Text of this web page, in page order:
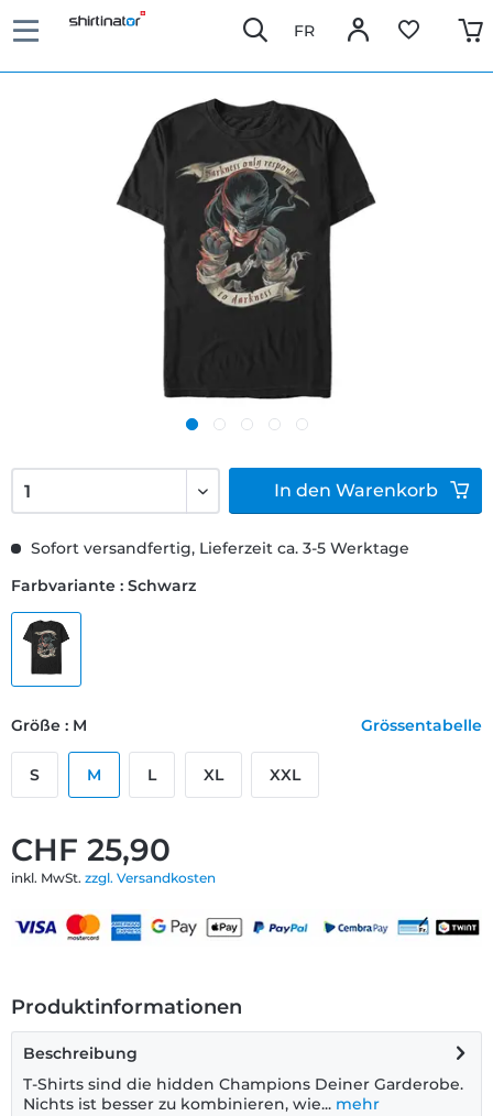
FR
CHF 25,90
inkl. MwSt. zzgl. Versandkosten
Sofort versandfertig, Lieferzeit ca. 3-5 Werktage
Farbvariante : Schwarz
Größe : M Grössentabelle
S M L XL XXL
In den Warenkorb
Produktinformationen
Beschreibung
T-Shirts sind die hidden Champions Deiner Garderobe.
Nichts ist besser zu kombinieren, wie... mehr